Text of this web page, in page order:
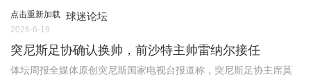
点击重新加载 球迷论坛
2026-6-19
突尼斯足协确认换帅，前沙特主帅雷纳尔接任
体坛周报全媒体原创突尼斯国家电视台报道称，突尼斯足协主席莫